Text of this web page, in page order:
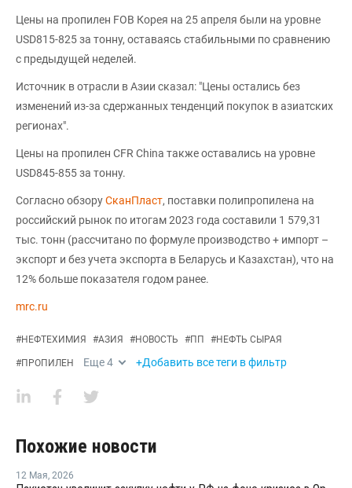
Цены на пропилен FOB Корея на 25 апреля были на уровне
USD815-825 за тонну, оставаясь стабильными по сравнению
с предыдущей неделей.
Источник в отрасли в Азии сказал: "Цены остались без
изменений из-за сдержанных тенденций покупок в азиатских
регионах".
Цены на пропилен CFR China также оставались на уровне
USD845-855 за тонну.
Согласно обзоруСканПласт, поставки полипропилена на
российский рынок по итогам 2023 года составили 1 579,31
тыс. тонн (рассчитано по формуле производство + импорт –
экспорт и без учета экспорта в Беларусь и Казахстан), что на
12% больше показателя годом ранее.
mrc.ru
#НЕФТЕХИМИЯ #АЗИЯ #НОВОСТЬ #ПП #НЕФТЬ СЫРАЯ
#ПРОПИЛЕН Еще4 +Добавить все теги в фильтр
Похожие новости
12 Мая, 2026